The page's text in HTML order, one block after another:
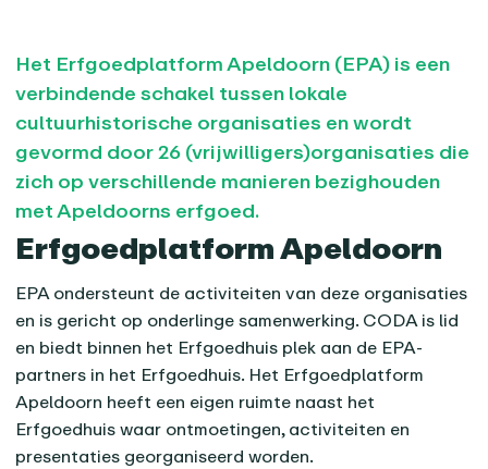
Het Erfgoedplatform Apeldoorn (EPA) is een
verbindende schakel tussen lokale
cultuurhistorische organisaties en wordt
gevormd door 26 (vrijwilligers)organisaties die
zich op verschillende manieren bezighouden
met Apeldoorns erfgoed.
Erfgoedplatform Apeldoorn
EPA ondersteunt de activiteiten van deze organisaties
en is gericht op onderlinge samenwerking. CODA is lid
en biedt binnen het Erfgoedhuis plek aan de EPA-
partners in het Erfgoedhuis. Het Erfgoedplatform
Apeldoorn heeft een eigen ruimte naast het
Erfgoedhuis waar ontmoetingen, activiteiten en
presentaties georganiseerd worden.